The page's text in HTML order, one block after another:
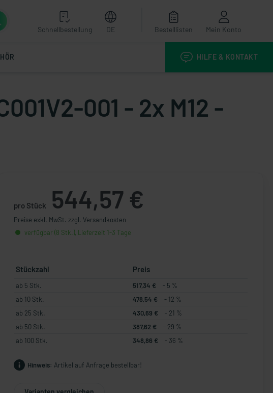
Schnellbestellung DE Bestelllisten Mein Konto
HILFE & KONTAKT
001 - 2x M12 -
pro Stück 544,57 €
Preise exkl. MwSt. zzgl. Versandkosten
verfügbar (8 Stk.), Lieferzeit 1-3 Tage
Stückzahl Preis
ab 5 Stk. 517,34 €
- 5 %
ab 10 Stk.
478,54 €
- 12 %
ab 25 Stk.
430,69 €
- 21 %
ab 50 Stk.
387,62 €
- 29 %
ab 100 Stk.
348,86 € - 36 %
Hinweis: Artikel auf Anfrage bestellbar!